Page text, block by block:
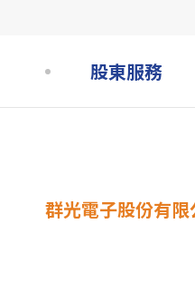
股東服務
群光電子股份有